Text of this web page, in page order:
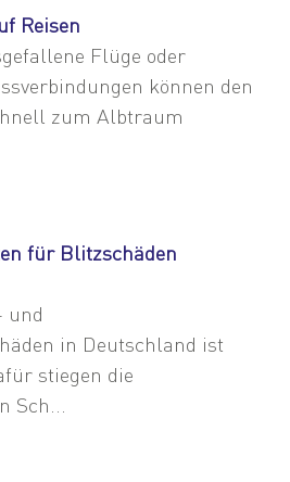
Reisen
Flüge oder
können den
zum Albtraum
für Blitzschäden
und
in Deutschland ist
stiegen die
Sch...